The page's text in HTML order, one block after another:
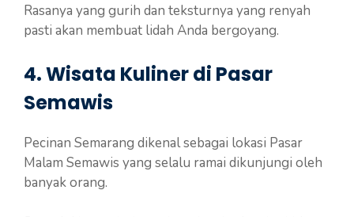
Rasanya yang gurih dan teksturnya yang renyah
pasti akan membuat lidah Anda bergoyang.
4. Wisata Kuliner di Pasar
Semawis
Pecinan Semarang dikenal sebagai lokasi Pasar
Malam Semawis yang selalu ramai dikunjungi oleh
banyak orang.